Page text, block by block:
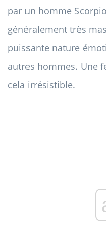
par un homme
généralement très
puissante nature
autres hommes. Une
cela irrésistible.